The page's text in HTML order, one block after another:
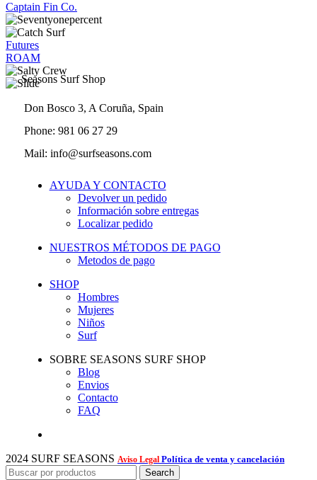
Captain Fin Co.
Futures
ROAM
Seasons Surf Shop
Don Bosco 3, A Coruña, Spain
Phone: 981 06 27 29
Mail: info@surfseasons.com
AYUDA Y CONTACTO
Devolver un pedido
Información sobre entregas
Localizar pedido
NUESTROS MÉTODOS DE PAGO
Metodos de pago
SHOP
Hombres
Mujeres
Niños
Surf
SOBRE SEASONS SURF SHOP
Blog
Envios
Contacto
FAQ
2024 SURF SEASONS Aviso Legal Política de venta y cancelación
Search